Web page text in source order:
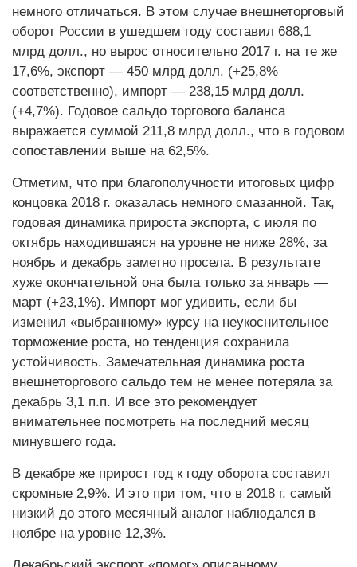
немного отличаться. В этом случае внешнеторговый
оборот России в ушедшем году составил 688,1
млрд долл., но вырос относительно 2017 г. на те же
17,6%, экспорт — 450 млрд долл. (+25,8%
соответственно), импорт — 238,15 млрд долл.
(+4,7%). Годовое сальдо торгового баланса
выражается суммой 211,8 млрд долл., что в годовом
сопоставлении выше на 62,5%.
Отметим, что при благополучности итоговых цифр
концовка 2018 г. оказалась немного смазанной. Так,
годовая динамика прироста экспорта, с июля по
октябрь находившаяся на уровне не ниже 28%, за
ноябрь и декабрь заметно просела. В результате
хуже окончательной она была только за январь —
март (+23,1%). Импорт мог удивить, если бы
изменил «выбранному» курсу на неукоснительное
торможение роста, но тенденция сохранила
устойчивость. Замечательная динамика роста
внешнеторгового сальдо тем не менее потеряла за
декабрь 3,1 п.п. И все это рекомендует
внимательнее посмотреть на последний месяц
минувшего года.
В декабре же прирост год к году оборота составил
скромные 2,9%. И это при том, что в 2018 г. самый
низкий до этого месячный аналог наблюдался в
ноябре на уровне 12,3%.